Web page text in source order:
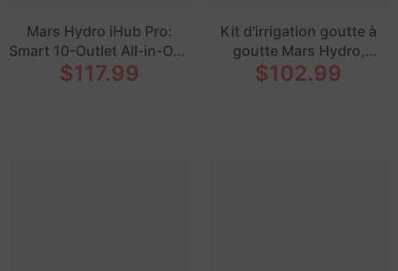
Mars Hydro iHub Pro:
Smart 10-Outlet All-in-One
Grow Room Hub
$117.99
Kit d'irrigation goutte à
goutte Mars Hydro,
système d'arrosage avec
$102.99